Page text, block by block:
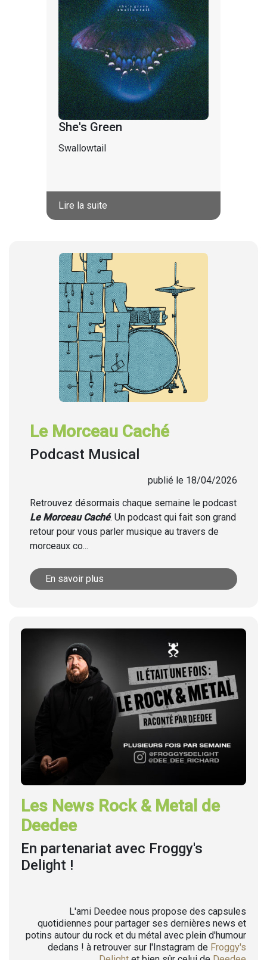
She's Green
Swallowtail
Lire la suite
Le Morceau Caché
Podcast Musical
publié le 18/04/2026
Retrouvez désormais chaque semaine le podcast
Le Morceau Caché. Un podcast qui fait son grand
retour pour vous parler musique au travers de
morceaux co...
En savoir plus
Les News Rock & Metal de
Deedee
En partenariat avec Froggy's
Delight !
L'ami Deedee nous propose des capsules
quotidiennes pour partager ses dernières news et
potins autour du rock et du métal avec plein d'humour
dedans ! à retrouver sur l'Instagram de Froggy's